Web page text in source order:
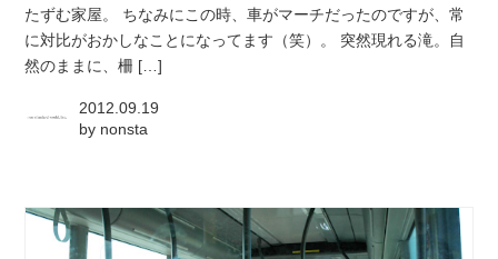
たずむ家屋。 ちなみにこの時、車がマーチだったのですが、常
に対比がおかしなことになってます（笑）。 突然現れる滝。自
然のままに、柵 […]
2012.09.19
by nonsta